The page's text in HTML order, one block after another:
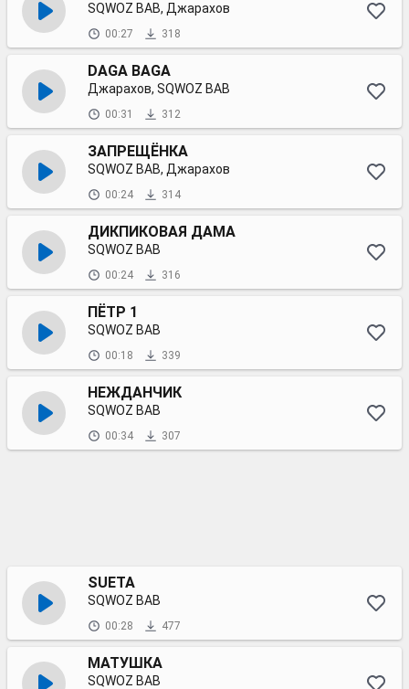
SQWOZ BAB, Джарахов
00:27 318
DAGA BAGA
Джарахов, SQWOZ BAB
00:31 312
ЗАПРЕЩЁНКА
SQWOZ BAB, Джарахов
00:24 314
ДИКПИКОВАЯ ДАМА
SQWOZ BAB
00:24 316
ПЁТР 1
SQWOZ BAB
00:18 339
НЕЖДАНЧИК
SQWOZ BAB
00:34 307
SUETA
SQWOZ BAB
00:28 477
МАТУШКА
SQWOZ BAB